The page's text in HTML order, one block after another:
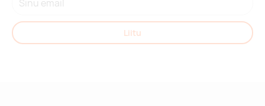
Liitu